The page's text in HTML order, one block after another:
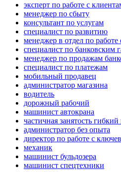
эксперт по работе с
менеджер по сбыту
консультант по услугам
специалист по развитию
менеджер в отдел по работе
специалист по банковским
менеджер по продажам
специалист по платежам
мобильный продавец
администратор магазина
водитель
дорожный рабочий
машинист автокрана
частичная занятость
администратор без опыта
директор по работе с
механик
машинист бульдозера
машинист спецтехники